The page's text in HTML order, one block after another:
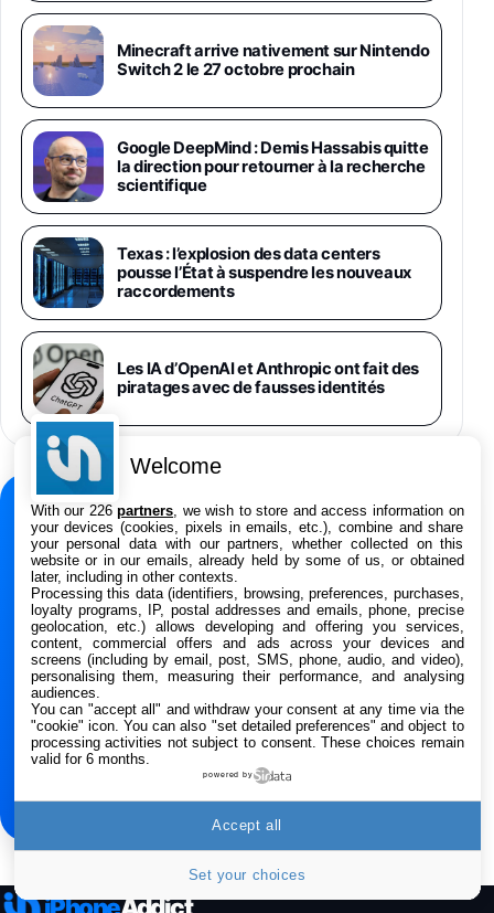
Galaxy S26 Ultra 512 Go Bleu
1019€1399€Fnac (Vendeur Tiers)
Galaxy S26 Ultra 256 Go Violet
892€1199€Fnac (Vendeur Tiers)
Philips SHK2000BL - Casque Enfant - Bleu &
Répartiteur Audio 5 Casques, Blanc
24,94€29,96€Fnac (Vendeur Tiers)
Asus RT-AC59U Routeur sans Fil Double
Bande Gigabit (Serveur et Client VPN, Triple
Vlan, Mode Point d'accès et Bridge, contrôle
Parental, Qos)
39,72€50,42€Amazon
Répondeur Ecran [Version Française]
31,67€
Smartphone APPLE iPhone 15 Noir 128Go
489,99€499,99€Boulanger
Smartphone APPLE iPhone 15 Bleu 128Go
489,99€ 499,99€Boulanger
Samsung Galaxy A56 5G, Smartphone
Android, 128 Go, Smartphone déverrouillé,
Gris
431,39€Cdiscount (Vendeur Tiers)
Jabra Biz 1500 USB-A Casque Stereo -
Casque Filaire avec Microphone Antibruit,
Unité de Contrôle et Protection contre les
Pics de Volume pour Téléphones de Bureau
et Softphones
Minecraft arrive nativement sur Nintendo
Switch 2 le 27 octobre prochain
Google DeepMind : Demis Hassabis quitte
la direction pour retourner à la recherche
scientifique
Texas : l’explosion des data centers
pousse l’État à suspendre les nouveaux
raccordements
Les IA d’OpenAI et Anthropic ont fait des
piratages avec de fausses identités
NEWSLETTER
Ne manquez rien de
l’actualité Apple
Recevez les dernières news, rumeurs, tests et
bons plans chaque semaine.
Adresse e-mail
S’inscrire
Welcome
With our 226partners , we wish to store and access information on
your devices (cookies, pixels in emails, etc.), combine and share
your personal data with our partners, whether collected on this
website or in our emails, already held by some of us, or obtained
later, including in other contexts.
Processing this data (identifiers, browsing, preferences, purchases,
loyalty programs, IP, postal addresses and emails, phone, precise
geolocation, etc.) allows developing and offering you services,
content, commercial offers and ads across your devices and
screens (including by email, post, SMS, phone, audio, and video),
personalising them, measuring their performance, and analysing
audiences.
You can "accept all" and withdraw your consent at any time via the
"cookie" icon. You can also "set detailed preferences" and object to
processing activities not subject to consent. These choices remain
valid for 6 months.
powered by
Set your choices
Accept all